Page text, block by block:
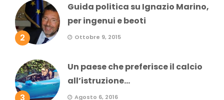
2
Guida politica su Ignazio Marino,
per ingenui e beoti
Ottobre 9, 2015
3
Un paese che preferisce il calcio
all’istruzione...
Agosto 6, 2016